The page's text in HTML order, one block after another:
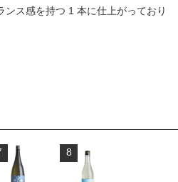
ス感を持つ 1 本に仕上がっており
8